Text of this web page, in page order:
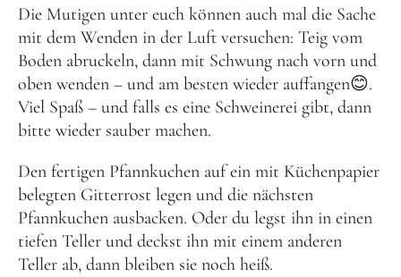
Die Mutigen unter euch können auch mal die Sache
mit dem Wenden in der Luft versuchen: Teig vom
Boden abruckeln, dann mit Schwung nach vorn und
oben wenden – und am besten wieder auffangen😊.
Viel Spaß – und falls es eine Schweinerei gibt, dann
bitte wieder sauber machen.
Den fertigen Pfannkuchen auf ein mit Küchenpapier
belegten Gitterrost legen und die nächsten
Pfannkuchen ausbacken. Oder du legst ihn in einen
tiefen Teller und deckst ihn mit einem anderen
Teller ab, dann bleiben sie noch heiß.